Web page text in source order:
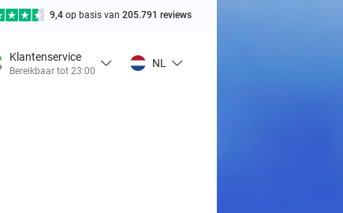
9,4 op basis van 205.791 reviews
Klantenservice
Bereikbaar tot 23:00
NL